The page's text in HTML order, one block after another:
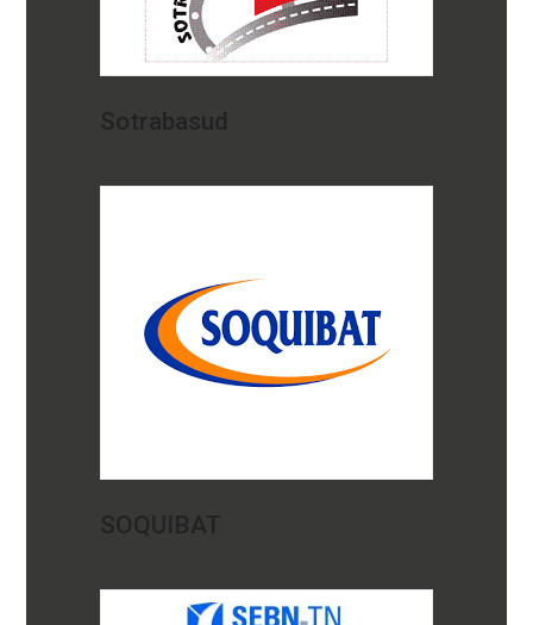
Sotrabasud
SOQUIBAT